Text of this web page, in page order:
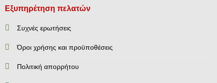
Εξυπηρέτηση πελατών
Συχνές ερωτήσεις
Όροι χρήσης και προϋποθέσεις
Πολιτική απορρήτου